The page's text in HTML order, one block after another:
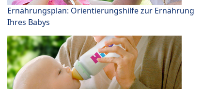
Ernährungsplan: Orientierungshilfe zur Ernährung
Ihres Babys